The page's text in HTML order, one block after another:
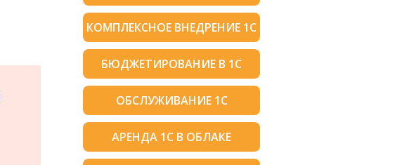
КОМПЛЕКСНОЕ ВНЕДРЕНИЕ 1С
БЮДЖЕТИРОВАНИЕ В 1С
ОБСЛУЖИВАНИЕ 1С
АРЕНДА 1С В ОБЛАКЕ